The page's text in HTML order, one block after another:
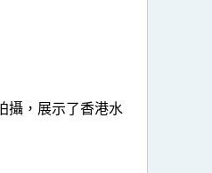
攝，展示了香港水